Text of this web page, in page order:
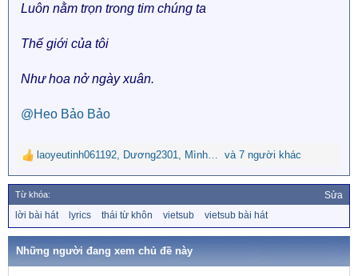
Luôn nằm trọn trong tim chúng ta
Thế giới của tôi
Như hoa nở ngày xuân.
@Heo Bảo Bảo
R
e
a
c
t
o
laoyeutinh061192 Dương2301 Mình là Chi và 7 người khác
Từ khóa: Sửa
ừ
k
lời bài hát lyrics thái từ khôn vietsub vietsub bài hát
Những người đang xem chủ đề này